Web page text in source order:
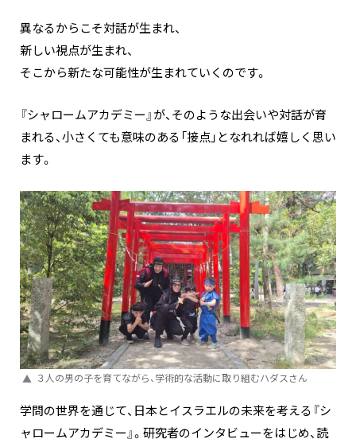
異なるからこそ対話が生まれ、
新しい視点が生まれ、
そこから新たな可能性が生まれていくのです。
『シャロームアカデミー』が、そのような出会いや対話が育
まれる、小さくても意味のある「接点」となれれば嬉しく思い
ます。
３人の男の子を育てながら、学術的な活動に取り組むハダスさん
学問の世界を通じて、日本とイスラエルの未来を考える『シ
ャロームアカデミー』。研究者のインタビューをはじめ、読